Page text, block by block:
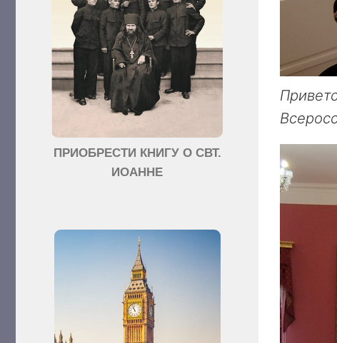
ПРИОБРЕСТИ КНИГУ О СВТ.
ИОАННЕ